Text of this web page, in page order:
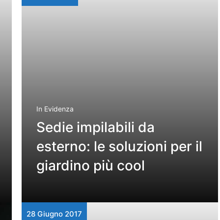
In Evidenza
Sedie impilabili da
esterno: le soluzioni per il
giardino più cool
28 Giugno 2017